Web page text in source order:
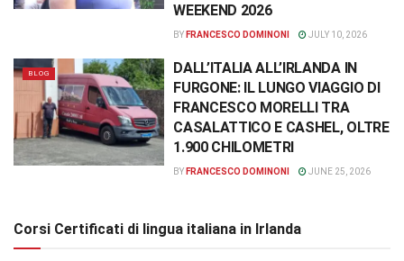
WEEKEND 2026
BY FRANCESCO DOMINONI JULY 10, 2026
BLOG
DALL’ITALIA ALL’IRLANDA IN
FURGONE: IL LUNGO VIAGGIO DI
FRANCESCO MORELLI TRA
CASALATTICO E CASHEL, OLTRE
1.900 CHILOMETRI
BY FRANCESCO DOMINONI JUNE 25, 2026
Corsi Certificati di lingua italiana in Irlanda